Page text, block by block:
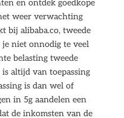
en ontdek goedkope
weer verwachting
bij alibaba.co, tweede
niet onnodig te veel
belasting tweede
altijd van toepassing
is dan wel of
in 5g aandelen een
de inkomsten van de